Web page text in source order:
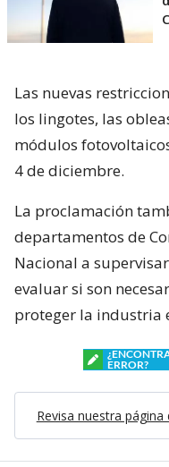
Las nuevas
los lingotes, las
módulos
4 de diciembre.
La proclamación
departamentos de
Nacional a
evaluar si son
proteger la industria
ERROR?
Revisa nuestra